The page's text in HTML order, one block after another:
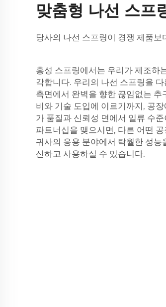
맞춤형 나선 스프
당사의 나선 스프링이 경쟁 제품보
홍성 스프링에서는 우리가 제조하
각합니다. 우리의 나선 스프링을
측면에서 완벽을 향한 끊임없는
비와 기술 도입에 이르기까지, 공
가 품질과 신뢰성 면에서 일류 수
파트너십을 맺으시면, 다른 어떤
귀사의 응용 분야에서 탁월한 성
신하고 사용하실 수 있습니다.